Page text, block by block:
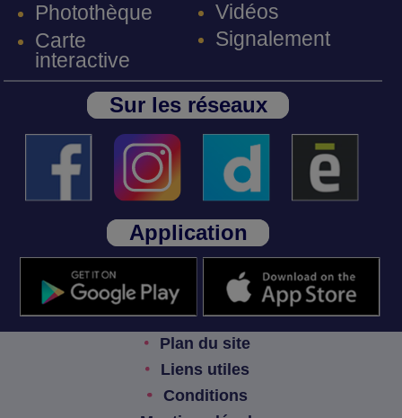
Photothèque
Carte
interactive
Vidéos
Signalement
Sur les réseaux
Application
Plan du site
Liens utiles
Conditions